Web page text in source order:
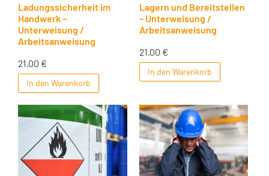
Ladungssicherheit im
Handwerk –
Unterweisung /
Arbeitsanweisung
21,00 €
In den Warenkorb
Lagern und Bereitstellen
– Unterweisung /
Arbeitsanweisung
21,00 €
In den Warenkorb